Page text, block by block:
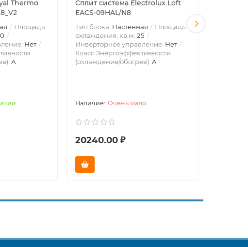
Thermo
Площадь
Нет
A
Сплит система Electrolux Loft
EACS-09HAL/N8
Тип блока: Настенная
Площадь
охлаждения, кв.м: 25
Инверторное управление: Нет
Класс Энергоэффективности
(охлаждение/обогрев): A
Очень мало
20240.00 ₽